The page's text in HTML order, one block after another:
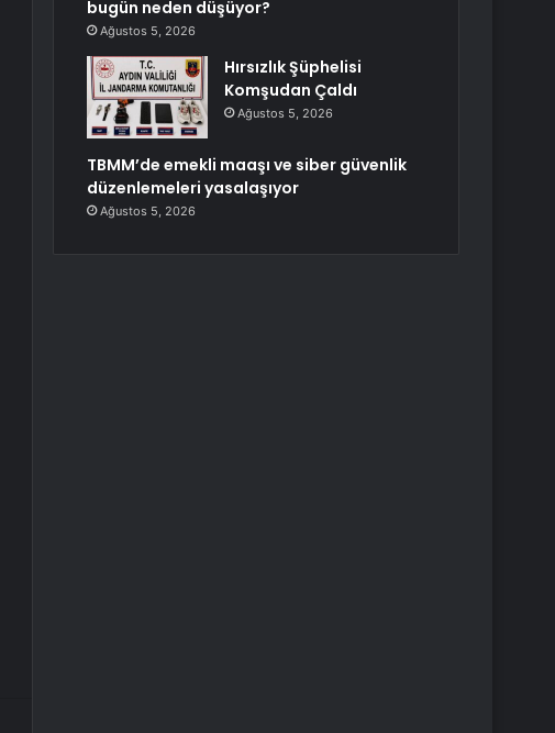
bugün neden düşüyor?
Ağustos 5, 2026
Hırsızlık Şüphelisi
Komşudan Çaldı
Ağustos 5, 2026
TBMM’de emekli maaşı ve siber güvenlik
düzenlemeleri yasalaşıyor
Ağustos 5, 2026